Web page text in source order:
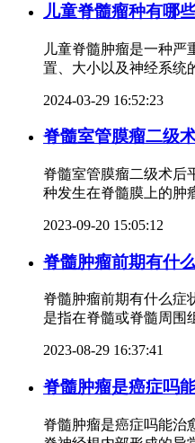
儿童脊髓瘤种有哪
儿童脊髓肿瘤是一种严
置、大小以及神经系统
2024-03-29 16:52:23
脊髓室管膜瘤二级
脊髓室管膜瘤二级术后
种发生在脊髓膜上的肿
2023-09-20 15:05:12
脊髓肿瘤前期有什
脊髓肿瘤前期有什么症
是指在脊髓或脊髓周围
2023-08-29 16:37:41
脊髓肿瘤是癌症吗
脊髓肿瘤是癌症吗能治